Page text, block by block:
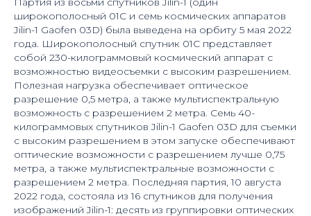
широкополосный 01C и семь космических аппаратов
Jilin-1 Gaofen 03D) была выведена на орбиту 5 мая 2022
года. Широкополосный спутник 01C представляет
собой 230-килограммовый космический аппарат с
возможностью видеосъемки с высоким разрешением.
Полезная нагрузка обеспечивает оптическое
разрешение 0,5 метра, а также мультиспектральную
возможность с разрешением 2 метра. Семь 40-
килограммовых спутников Jilin-1 Gaofen 03D для съемки
с высоким разрешением в этом запуске обеспечивают
оптические возможности с разрешением лучше 0,75
метра, а также мультиспектральные возможности с
разрешением 2 метра. Последняя партия, 10 августа
2022 года, состояла из 16 спутников для получения
изображений Jilin-1: десять из группировки оптических